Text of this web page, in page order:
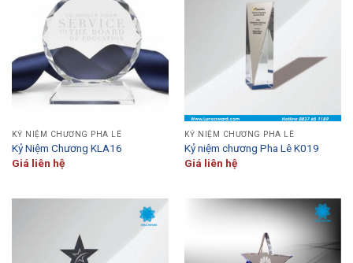
KỶ NIỆM CHƯƠNG PHA LÊ
Kỷ Niệm Chương KLA16
Giá liên hệ
KỶ NIỆM CHƯƠNG PHA LÊ
Kỷ niệm chương Pha Lê K019
Giá liên hệ